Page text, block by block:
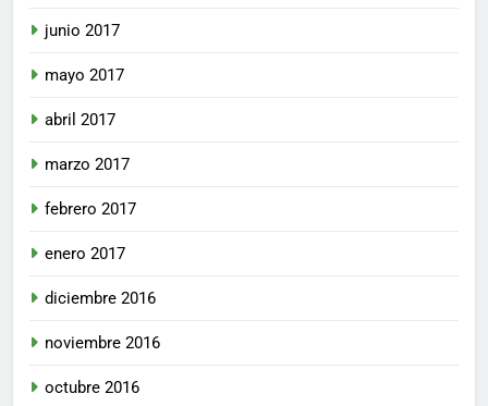
junio 2017
mayo 2017
abril 2017
marzo 2017
febrero 2017
enero 2017
diciembre 2016
noviembre 2016
octubre 2016